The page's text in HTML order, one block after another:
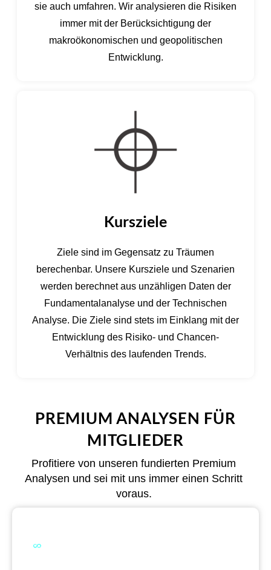
sie auch umfahren. Wir analysieren die Risiken
immer mit der Berücksichtigung der
makroökonomischen und geopolitischen
Entwicklung.
Kursziele
Ziele sind im Gegensatz zu Träumen
berechenbar. Unsere Kursziele und Szenarien
werden berechnet aus unzähligen Daten der
Fundamentalanalyse und der Technischen
Analyse. Die Ziele sind stets im Einklang mit der
Entwicklung des Risiko- und Chancen-
Verhältnis des laufenden Trends.
PREMIUM ANALYSEN FÜR
MITGLIEDER
Profitiere von unseren fundierten Premium
Analysen und sei mit uns immer einen Schritt
voraus.